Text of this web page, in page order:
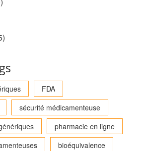
FDA
sécurité médicamenteuse
pharmacie en ligne
bioéquivalence